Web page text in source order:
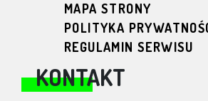
MAPA STRONY
POLITYKA
REGULAMIN SERWISU
KONTAKT